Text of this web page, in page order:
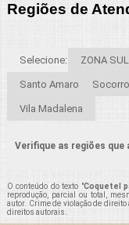
Regiões de
Selecione: ZONA SUL
Santo Amaro Socorro
Vila Madalena
Verifique as regiões que
O conteúdo do texto "Coquetel
reprodução, parcial ou total,
autor. Crime de violação de
direitos autorais